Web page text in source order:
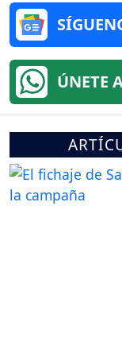
ÚNETE